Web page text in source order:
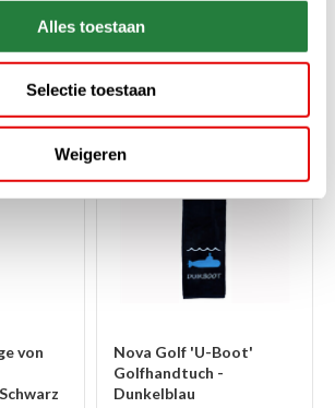
Alles toestaan
Selectie toestaan
Weigeren
selbst, aber noch schöner zu...
weiterlesen
€14,95
von
SALE
Nova Golf 'U-Boot'
Golfhandtuch -
Dunkelblau